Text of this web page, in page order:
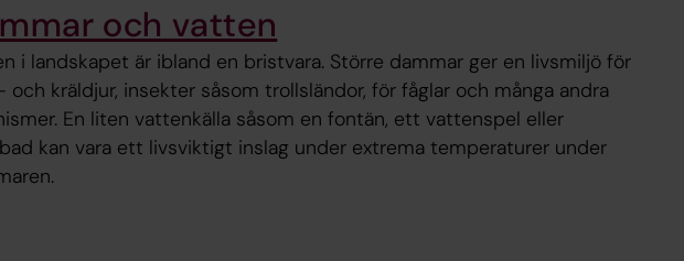
och vatten
i landskapet är ibland en bristvara. Större dammar ger en livsmiljö för
och kräldjur, insekter såsom trollsländor, för fåglar och många andra
En liten vattenkälla såsom en fontän, ett vattenspel eller
kan vara ett livsviktigt inslag under extrema temperaturer under